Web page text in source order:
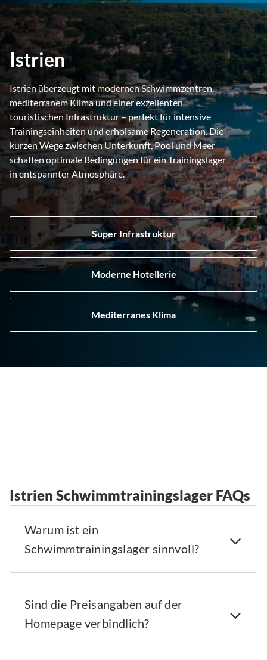
Istrien
Istrien überzeugt mit modernen Schwimmzentren,
mediterranem Klima und einer exzellenten
touristischen Infrastruktur – perfekt für intensive
Trainingseinheiten und erholsame Regeneration. Die
kurzen Wege zwischen Unterkunft, Pool und Meer
schaffen optimale Bedingungen für ein Trainingslager
in entspannter Atmosphäre.
Super Infrastruktur
Moderne Hotellerie
Mediterranes Klima
Istrien Schwimmtrainingslager FAQs
Warum ist ein
Schwimmtrainingslager sinnvoll?
Sind die Preisangaben auf der
Homepage verbindlich?